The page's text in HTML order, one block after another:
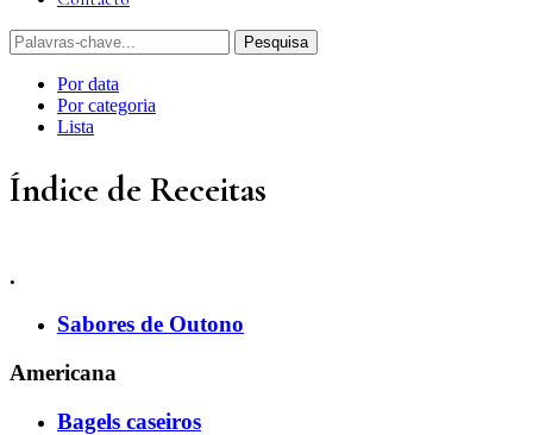
Por data
Por categoria
Lista
Índice de Receitas
.
Sabores de Outono
Americana
Bagels caseiros